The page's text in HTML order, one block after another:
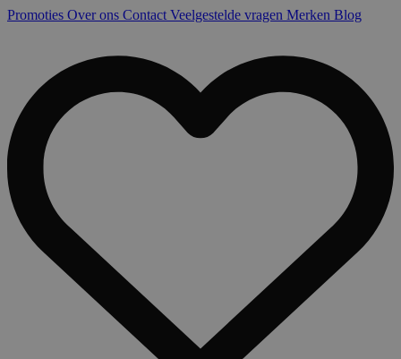
Promoties Over ons Contact Veelgestelde vragen Merken Blog